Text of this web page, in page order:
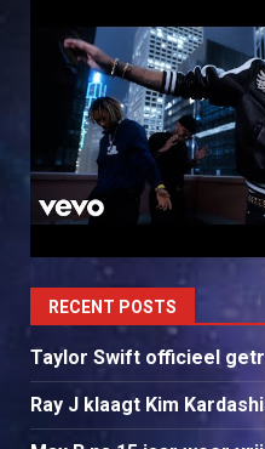
RECENT POSTS
Taylor Swift officieel
Ray J klaagt Kim